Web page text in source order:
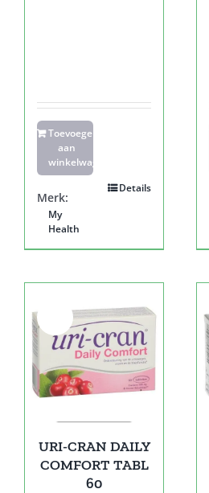
Toevoegen
aan
winkelwagen
Details
Merk:
My
Health
URI-CRAN DAILY
COMFORT TABL
60